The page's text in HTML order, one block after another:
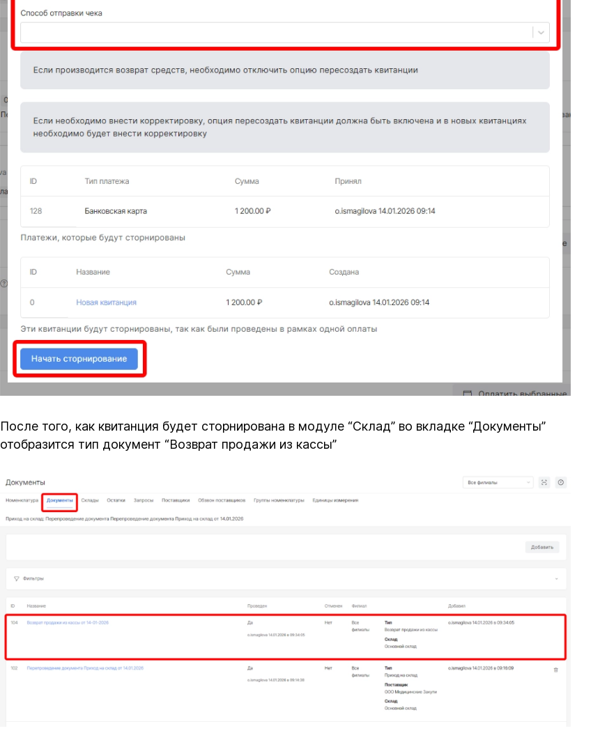
После того, как квитанция будет сторнирована в модуле “Склад” во вкладке “Документы”
отобразится тип документ “Возврат продажи из кассы”